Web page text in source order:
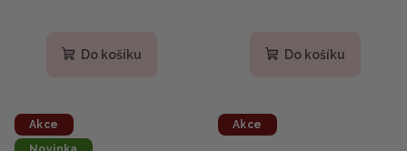
Do košíku Do košíku
Akce
Akce